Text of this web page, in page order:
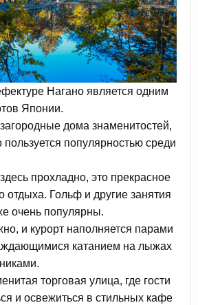
Нагано является одним
Японии.
дома знаменитостей,
пользуется популярностью среди
прохладно, это прекрасное
отдыха. Гольф и другие занятия
очень популярны.
и курорт наполняется парами
катанием на лыжах
торговая улица, где гости
и освежиться в стильных кафе